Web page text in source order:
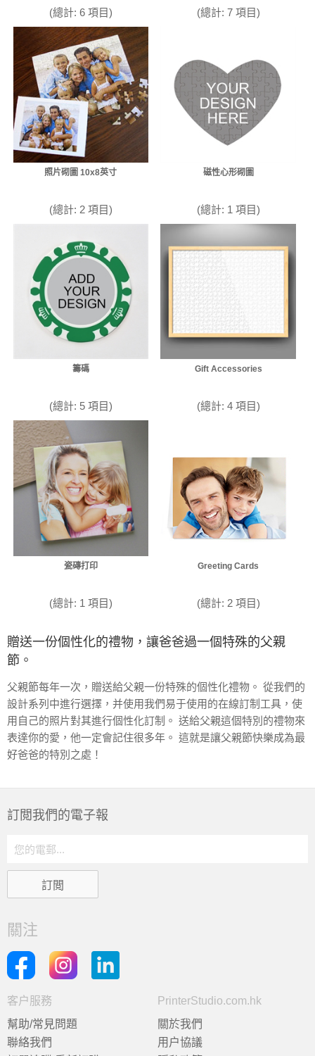
(總計: 6 項目) (總計: 7 項目)
照片砌圖 10x8英寸
(總計: 2 項目)
磁性心形砌圖
(總計: 1 項目)
籌碼
(總計: 5 項目)
Gift Accessories
(總計: 4 項目)
瓷磚打印
(總計: 1 項目)
Greeting Cards
(總計: 2 項目)
贈送一份個性化的禮物，讓爸爸過一個特殊的父親
節。
父親節每年一次，贈送給父親一份特殊的個性化禮物。 從我們的
設計系列中進行選擇，并使用我們易于使用的在線訂制工具，使
用自己的照片對其進行個性化訂制。 送給父親這個特別的禮物來
表達你的愛，他一定會記住很多年。 這就是讓父親節快樂成為最
好爸爸的特別之處！
訂閲我們的電子報
關注
客户服務
幫助/常見問題
聯絡我們
PrinterStudio.com.hk
關於我們
用户協議